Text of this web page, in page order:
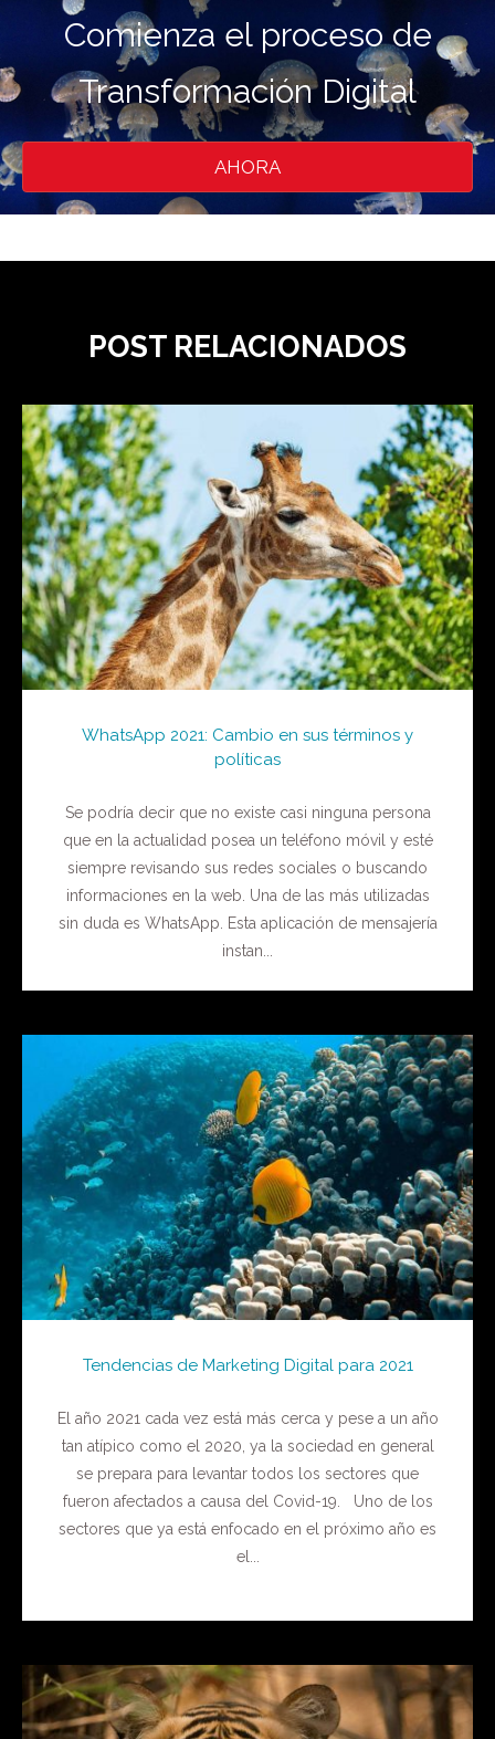
Comienza el proceso de
Transformación Digital
AHORA
POST RELACIONADOS
WhatsApp 2021: Cambio en sus términos y
políticas
Se podría decir que no existe casi ninguna persona
que en la actualidad posea un teléfono móvil y esté
siempre revisando sus redes sociales o buscando
informaciones en la web. Una de las más utilizadas
sin duda es WhatsApp. Esta aplicación de mensajería
instan...
Tendencias de Marketing Digital para 2021
El año 2021 cada vez está más cerca y pese a un año
tan atípico como el 2020, ya la sociedad en general
se prepara para levantar todos los sectores que
fueron afectados a causa del Covid-19. Uno de los
sectores que ya está enfocado en el próximo año es
el...